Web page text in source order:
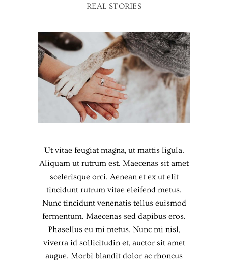
REAL STORIES
Ut vitae feugiat magna, ut mattis ligula.
Aliquam ut rutrum est. Maecenas sit amet
scelerisque orci. Aenean et ex ut elit
tincidunt rutrum vitae eleifend metus.
Nunc tincidunt venenatis tellus euismod
fermentum. Maecenas sed dapibus eros.
Phasellus eu mi metus. Nunc mi nisl,
viverra id sollicitudin et, auctor sit amet
augue. Morbi blandit dolor ac rhoncus